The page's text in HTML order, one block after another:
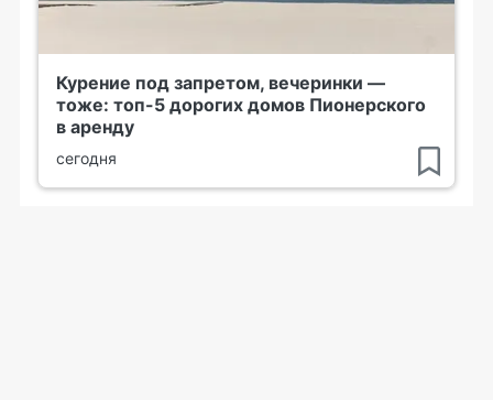
Курение под запретом, вечеринки —
тоже: топ-5 дорогих домов Пионерского
в аренду
сегодня